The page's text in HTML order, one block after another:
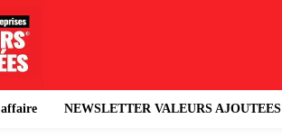
affaire NEWSLETTER VALEURS AJOUTEES